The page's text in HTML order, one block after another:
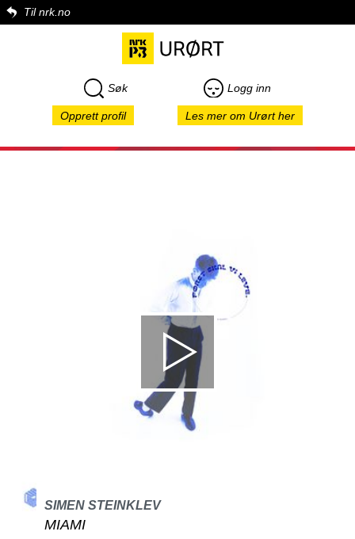
Til nrk.no
Søk Logg inn
Opprett profil Les mer om Urørt her
SIMEN STEINKLEV
MIAMI